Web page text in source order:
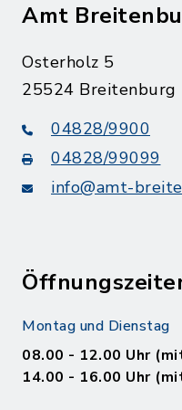
Amt
Osterholz 5
25524 Breitenburg
04828/9900
04828/99099
info@amt-
Montag und Dienstag
08.00 - 12.00 Uhr
14.00 - 16.00 Uhr